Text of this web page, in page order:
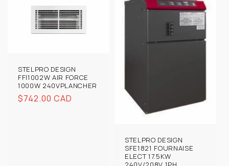
STELPRO DESIGN
FFI1002W AIR FORCE
1000W 240VPLANCHER
Prix
$742.00 CAD
STELPRO DESIGN
SFE1821 FOURNAISE
ELECT 17.5KW